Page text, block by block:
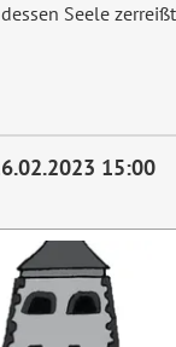
Seele
15:00